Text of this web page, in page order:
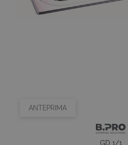
ANTEPRIMA
GD 1/1